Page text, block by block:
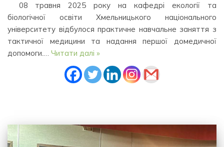
08 травня 2025 року на кафедрі екології та
біологічної освіти Хмельницького національного
університету відбулося практичне навчальне заняття з
тактичної медицини та надання першої домедичної
допомоги.… Читати далі »